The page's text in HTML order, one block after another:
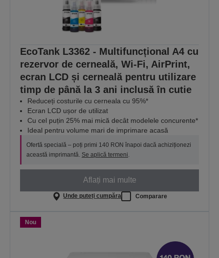
EcoTank L3362 - Multifuncțional A4 cu
rezervor de cerneală, Wi-Fi, AirPrint,
ecran LCD și cerneală pentru utilizare
timp de până la 3 ani inclusă în cutie
Reduceți costurile cu cerneala cu 95%*
Ecran LCD ușor de utilizat
Cu cel puțin 25% mai mică decât modelele concurente*
Ideal pentru volume mari de imprimare acasă
Ofertă specială – poți primi 140 RON înapoi dacă achiziționezi
această imprimantă. Se aplică termeni.
Aflați mai multe
Unde puteți cumpăra Comparare
Nou